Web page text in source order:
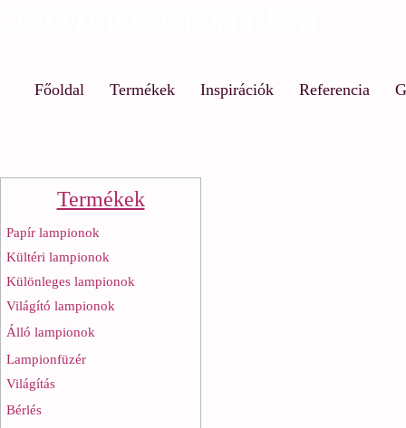
Főoldal Termékek Inspirációk Referencia
Termékek
Papír lampionok
Kültéri lampionok
Különleges lampionok
Világító lampionok
Álló lampionok
Lampionfüzér
Világítás
Bérlés